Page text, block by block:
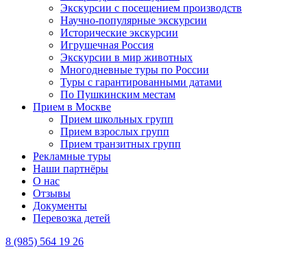
Экскурсии с посещением производств
Научно-популярные экскурсии
Исторические экскурсии
Игрушечная Россия
Экскурсии в мир животных
Многодневные туры по России
Туры с гарантированными датами
По Пушкинским местам
Прием в Москве
Прием школьных групп
Прием взрослых групп
Прием транзитных групп
Рекламные туры
Наши партнёры
О нас
Отзывы
Документы
Перевозка детей
8 (985) 564 19 26